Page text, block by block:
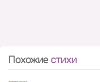
Похожие стихи